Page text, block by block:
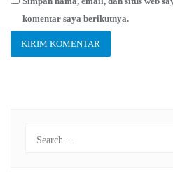
komentar saya berikutnya.